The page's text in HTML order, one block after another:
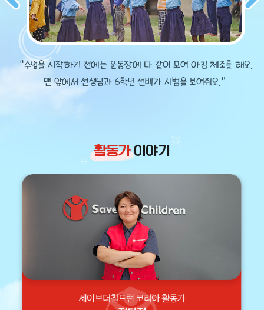
“수업을 시작하기 전에는 운동장에 다 같이 모여 아침 체조를 해요.
맨 앞에서 선생님과 6학년 선배가 시범을 보여줘요.”
활동가이야기